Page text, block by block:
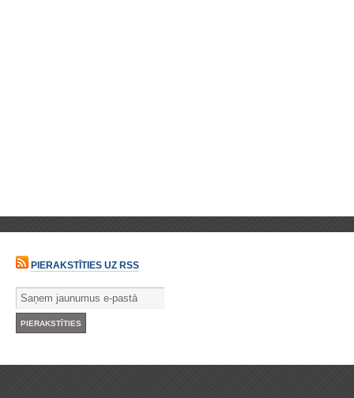
PIERAKSTĪTIES UZ RSS